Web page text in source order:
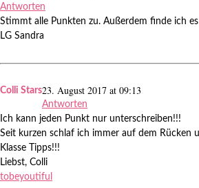
Antworten
Stimmt alle Punkten zu. Außerdem finde ich
LG Sandra
Colli Stars23. August 2017 at 09:13
Antworten
Ich kann jeden Punkt nur unterschreiben!!!
Seit kurzen schlaf ich immer auf dem Rücken
Klasse Tipps!!!
Liebst, Colli
tobeyoutiful